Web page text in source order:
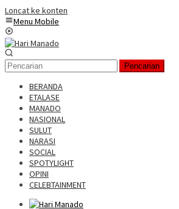
Loncat ke konten
Menu Mobile
Pencarian
BERANDA
ETALASE
MANADO
NASIONAL
SULUT
NARASI
SOCIAL
SPOTYLIGHT
OPINI
CELEBTAINMENT